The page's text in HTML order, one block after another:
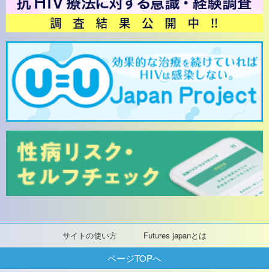
サイトの使い方 Futures japanとは
ページTOPへ